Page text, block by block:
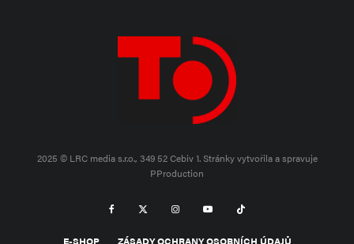
2025 © LRC media s.r.o., 349 52 Cebiv 1.Stránky vytvořila a spravuje
PProduction